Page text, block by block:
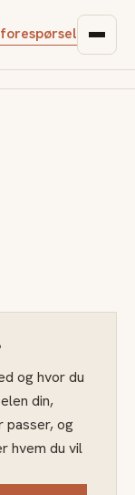
og hvor du
din,
passer, og
hvem du vil